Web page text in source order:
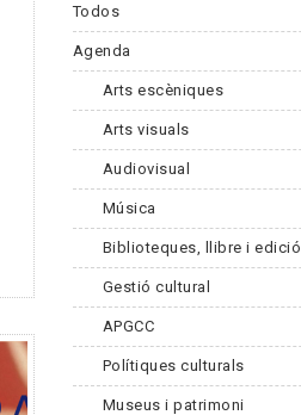
Todos
Agenda
Arts escèniques
Arts visuals
Audiovisual
Música
Biblioteques, llibre i edició
Gestió cultural
APGCC
Polítiques culturals
Museus i patrimoni